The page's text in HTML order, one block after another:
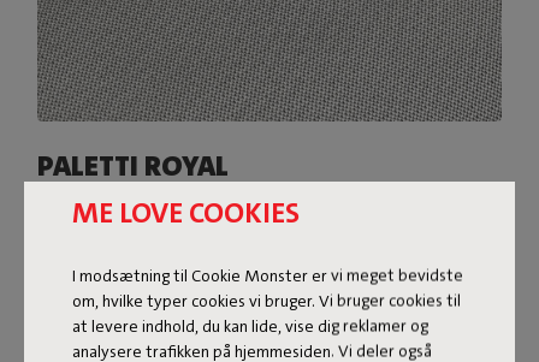
ME LOVE COOKIES
I modsætning til Cookie Monster er vi meget bevidste
om, hvilke typer cookies vi bruger. Vi bruger cookies til
at levere indhold, du kan lide, vise dig reklamer og
analysere trafikken på hjemmesiden. Vi deler også
PALETTI ROYAL
Betrækkene til Paletti Royal er lavet af et lidt tungere
glans giver Paletti Royal et superluksuriøst look. Paletti
Royal fås i forskellige farver og kan modstå alt, hvad
udelivet har at byde på: vand, snavs, pletter og UV-
stråling.